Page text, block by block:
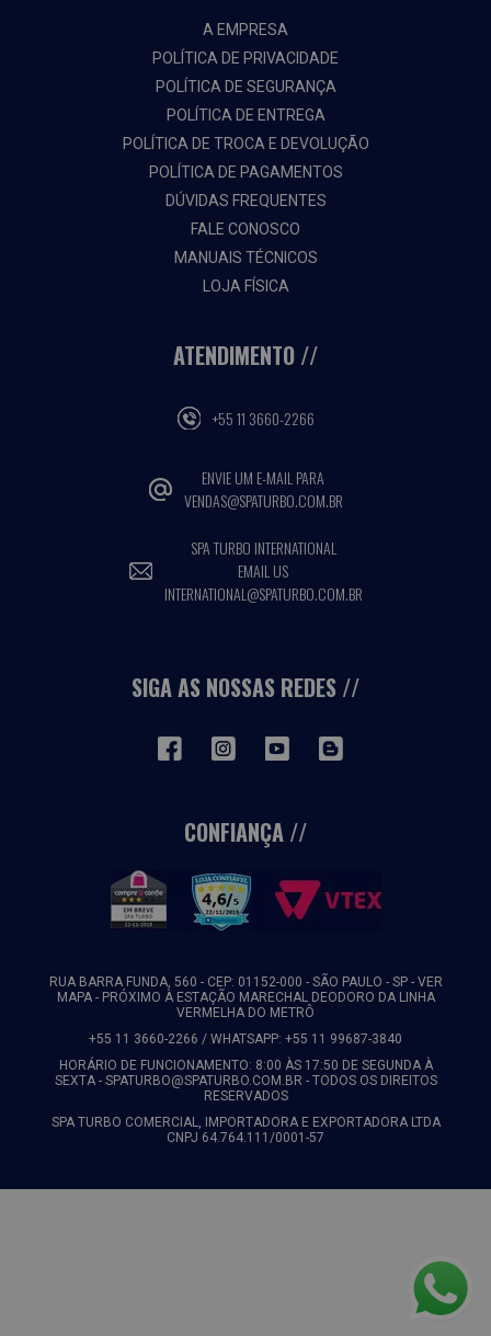
A EMPRESA
POLÍTICA DE PRIVACIDADE
POLÍTICA DE SEGURANÇA
POLÍTICA DE ENTREGA
POLÍTICA DE TROCA E DEVOLUÇÃO
POLÍTICA DE PAGAMENTOS
DÚVIDAS FREQUENTES
FALE CONOSCO
MANUAIS TÉCNICOS
LOJA FÍSICA
ATENDIMENTO
+55 11 3660-2266
ENVIE UM E-MAIL PARA
VENDAS@SPATURBO.COM.BR
SPA TURBO INTERNATIONAL
EMAIL US
INTERNATIONAL@SPATURBO.COM.BR
SIGA AS NOSSAS REDES
CONFIANÇA
RUA BARRA FUNDA, 560 - CEP: 01152-000 - SÃO PAULO - SP - VER
MAPA - PRÓXIMO À ESTAÇÃO MARECHAL DEODORO DA LINHA
VERMELHA DO METRÔ
+55 11 3660-2266 / WHATSAPP: +55 11 99687-3840
HORÁRIO DE FUNCIONAMENTO: 8:00 ÀS 17:50 DE SEGUNDA À
SEXTA - SPATURBO@SPATURBO.COM.BR - TODOS OS DIREITOS
RESERVADOS
SPA TURBO COMERCIAL, IMPORTADORA E EXPORTADORA LTDA
CNPJ 64.764.111/0001-57